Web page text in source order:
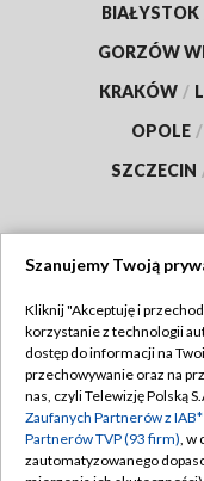
BIAŁYSTOK
GORZÓW
KRAKÓW /
OPOLE /
SZCZECIN
Abonament TVP
Emisja w TVP
Centrum informacji
Szanujemy Twoją
Kliknij "Akceptuję i
korzystanie z technologii
dostęp do informacji na
przechowywanie oraz na
nas, czyli Telewizję Polską
Zaufanych Partnerów z
Partnerów TVP (93 firm), w
zautomatyzowanego